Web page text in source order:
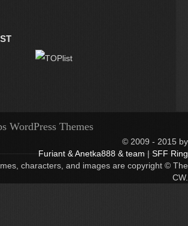
WordPress Themes
© 2009 - 2015 by
Furiant & Anetka888 & team | SFF Ring
characters, and images are copyright © The
CW.